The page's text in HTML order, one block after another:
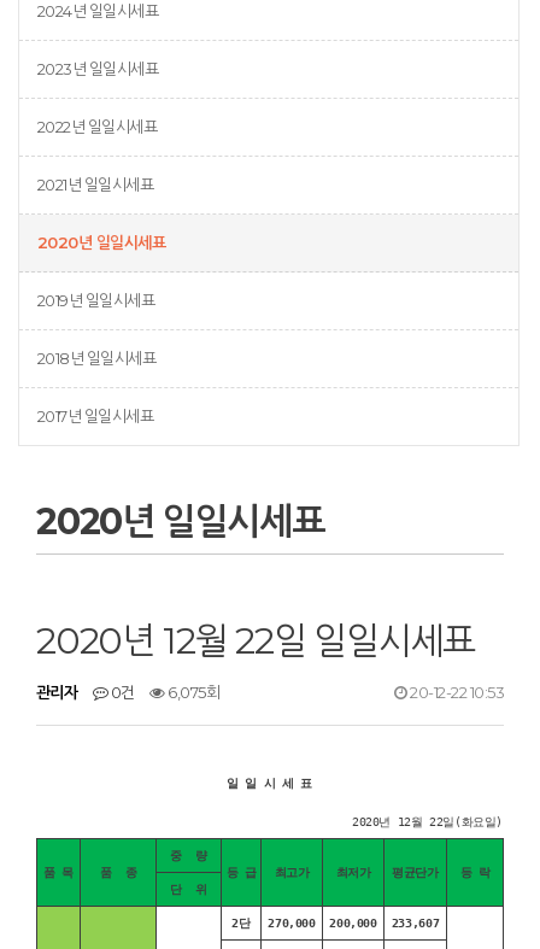
2024년 일일시세표
2023년 일일시세표
2022년 일일시세표
2021년 일일시세표
2020년 일일시세표
2019년 일일시세표
2018년 일일시세표
2017년 일일시세표
2020년 일일시세표
2020년 12월 22일 일일시세표
관리자 0건 6,075회 20-12-22 10:53
일 일 시 세 표
2020년 12월 22일(화요일)
품 목 품 종
중 량
등 급
최고가 최저가 평균단가
등 락
단 위
2단 270,000 200,000 233,607